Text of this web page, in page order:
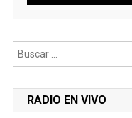
RADIO EN VIVO